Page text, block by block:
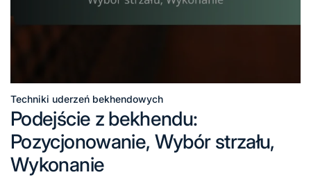
Posted
in
Techniki uderzeń bekhendowych
Podejście z bekhendu:
Pozycjonowanie, Wybór strzału,
Wykonanie